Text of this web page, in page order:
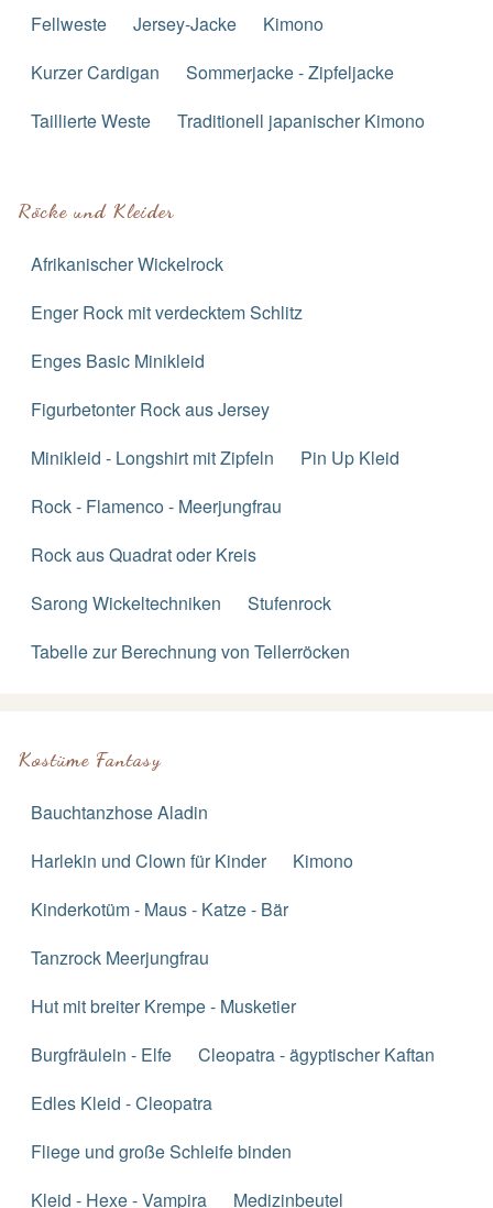
Fellweste Jersey-Jacke
Kimono
Kurzer Cardigan
Sommerjacke - Zipfeljacke
Taillierte Weste
Traditionell japanischer Kimono
Röcke und Kleider
Afrikanischer Wickelrock
Enger Rock mit verdecktem Schlitz
Enges Basic Minikleid
Figurbetonter Rock aus Jersey
Minikleid - Longshirt mit Zipfeln
Pin Up Kleid
Rock - Flamenco - Meerjungfrau
Rock aus Quadrat oder Kreis
Sarong Wickeltechniken
Stufenrock
Tabelle zur Berechnung von Tellerröcken
Kostüme Fantasy
Bauchtanzhose Aladin
Harlekin und Clown für Kinder
Kimono
Kinderkotüm - Maus - Katze - Bär
Tanzrock Meerjungfrau
Hut mit breiter Krempe - Musketier
Burgfräulein - Elfe
Cleopatra - ägyptischer Kaftan
Edles Kleid - Cleopatra
Fliege und große Schleife binden
Kleid - Hexe - Vampira
Medizinbeutel